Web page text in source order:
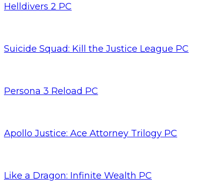
Helldivers 2 PC
Suicide Squad: Kill the Justice League PC
Persona 3 Reload PC
Apollo Justice: Ace Attorney Trilogy PC
Like a Dragon: Infinite Wealth PC